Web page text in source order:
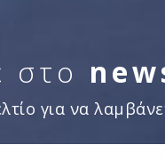
στο
για να